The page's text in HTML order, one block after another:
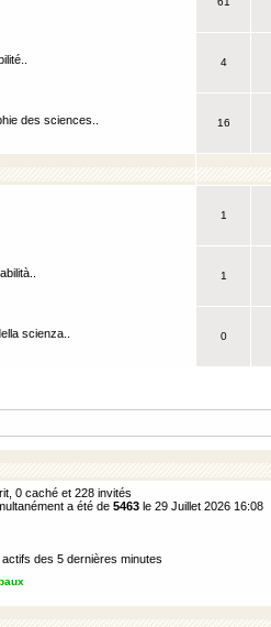
4
des sciences..
16
1
1
scienza..
0
0 caché et 228 invités
a été de 5463 le 29 Juillet 2026 16:08
des 5 dernières minutes